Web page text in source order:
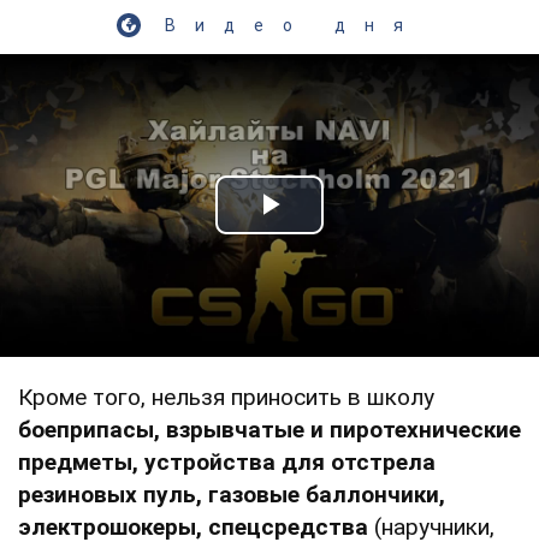
Видео дня
Play Video
Кроме того, нельзя приносить в школу
боеприпасы, взрывчатые и пиротехнические
предметы, устройства для отстрела
резиновых пуль, газовые баллончики,
электрошокеры, спецсредства (наручники,